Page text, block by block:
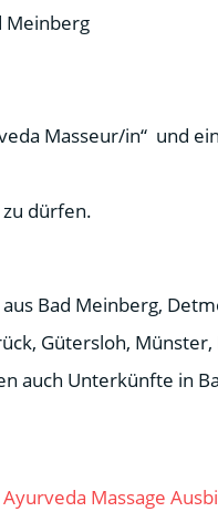
Meinberg
Masseur/in“ und
dürfen.
Bad Meinberg,
Gütersloh,
auch Unterkünfte in
Ayurveda Massage